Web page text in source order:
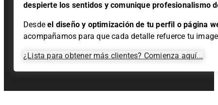
despierte los sentidos y comunique profesionalismo
Desdeel diseño y optimización de tu perfil o página
acompañamos para que cada detalle refuerce tu
¿Lista para obtener más clientes? Comienza aquí...